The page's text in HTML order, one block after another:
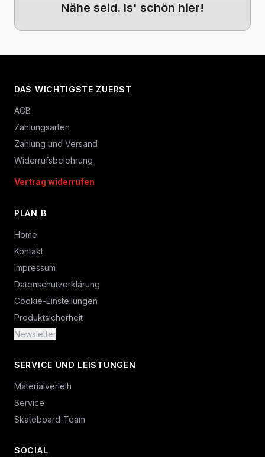
Nähe seid. Is' schön hier!
DAS WICHTIGSTE ZUERST
AGB
Zahlungsarten
Zahlung und Versand
Widerrufsbelehrung
Vertrag widerrufen
PLAN B
Home
Kontakt
Impressum
Datenschutzerklärung
Cookie-Einstellungen
Produktsicherheit
Newsletter
SERVICE UND LEISTUNGEN
Materialverleih
Service
Skateboard-Team
SOCIAL